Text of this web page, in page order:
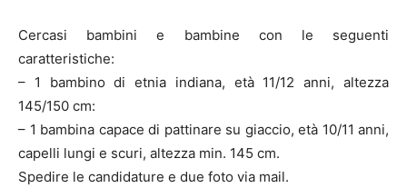
Cercasi bambini e bambine con le seguenti
caratteristiche:
– 1 bambino di etnia indiana, età 11/12 anni, altezza
145/150 cm:
– 1 bambina capace di pattinare su giaccio, età 10/11 anni,
capelli lungi e scuri, altezza min. 145 cm.
Spedire le candidature e due foto via mail.